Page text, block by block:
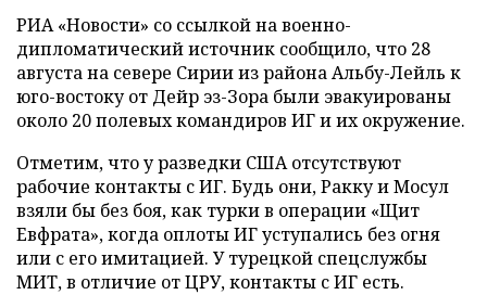
РИА «Новости» со ссылкой на военно-
дипломатический источник сообщило, что 28
августа на севере Сирии из района Альбу-Лейль к
юго-востоку от Дейр эз-Зора были эвакуированы
около 20 полевых командиров ИГ и их окружение.
Отметим, что у разведки США отсутствуют
рабочие контакты с ИГ. Будь они, Ракку и Мосул
взяли бы без боя, как турки в операции «Щит
Евфрата», когда оплоты ИГ уступались без огня
или с его имитацией. У турецкой спецслужбы
МИТ, в отличие от ЦРУ, контакты с ИГ есть.